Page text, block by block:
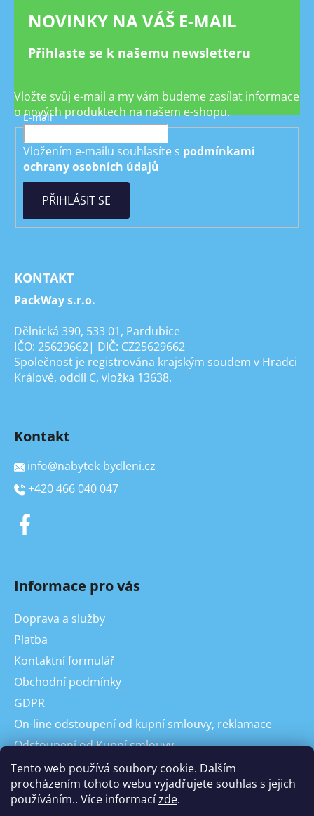
Tento web používá soubory cookie. Dalším
procházením tohoto webu vyjadřujete souhlas s jejich
používáním.. Více informacízde.
NOVINKY NA VÁŠ E-MAIL
Přihlaste se k našemu newsletteru
Vložte svůj e-mail a my vám budeme zasílat informace
o nových produktech na našem e-shopu.
E-mail
Vložením e-mailu souhlasíte s podmínkami
ochrany osobních údajů
PŘIHLÁSIT SE
KONTAKT
PackWay s.r.o.
Dělnická 390, 533 01, Pardubice
IČO: 25629662| DIČ: CZ25629662
Společnost je registrována krajským soudem v Hradci
Králové, oddíl C, vložka 13638.
Kontakt
info@nabytek-bydleni.cz
+420 466 040 047
Informace pro vás
Doprava a služby
Platba
Kontaktní formulář
Obchodní podmínky
GDPR
On-line odstoupení od kupní smlouvy, reklamace
Odstoupení od Kupní smlouvy
Reklamace